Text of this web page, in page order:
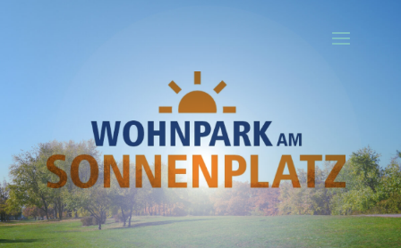
Ihr Titel
Your content goes here. Edit or remove this text inline or in the